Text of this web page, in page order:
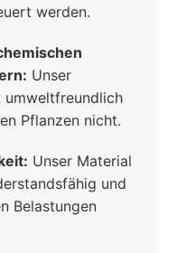
werden.
Unser
umweltfreundlich
Pflanzen nicht.
Unser Material
und
Belastungen